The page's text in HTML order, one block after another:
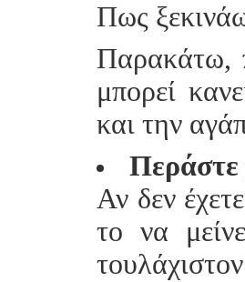
Πως
Παρακάτω,
μπορεί
και την
Περάστε
Αν δεν
το να